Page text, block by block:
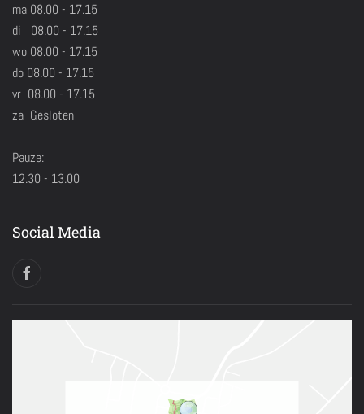
ma 08.00 - 17.15
di 08.00 - 17.15
wo 08.00 - 17.15
do 08.00 - 17.15
vr 08.00 - 17.15
za Gesloten
Pauze:
12.30 - 13.00
Social Media